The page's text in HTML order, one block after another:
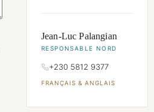
Jean-Luc Palangian
RESPONSABLE NORD
+230 5812 9377
FRANÇAIS & ANGLAIS